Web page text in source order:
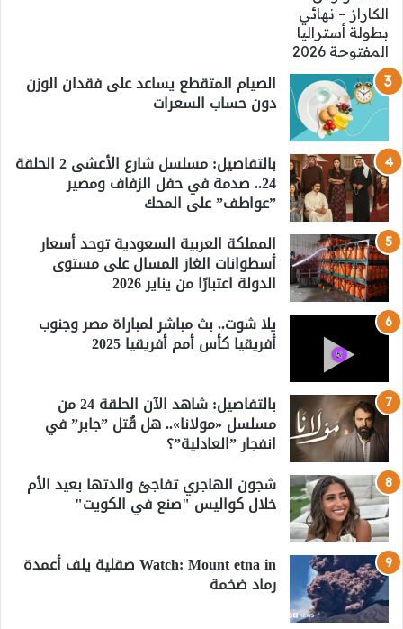
الصيام المتقطع يساعد على فقدان الوزن
دون حساب السعرات
بالتفاصيل: مسلسل شارع الأعشى 2 الحلقة
24.. صدمة في حفل الزفاف ومصير
”عواطف” على المحك
المملكة العربية السعودية توحد أسعار
أسطوانات الغاز المسال على مستوى
الدولة اعتبارًا من يناير 2026
يلا شوت.. بث مباشر لمباراة مصر وجنوب
أفريقيا كأس أمم أفريقيا 2025
بالتفاصيل: شاهد الآن الحلقة 24 من
مسلسل «مولانا».. هل قُتل ”جابر” في
انفجار ”العادلية”؟
شجون الهاجري تفاجئ والدتها بعيد الأم
خلال كواليس "صنع في الكويت"
Watch: Mount etna in صقلية يلف أعمدة
رماد ضخمة